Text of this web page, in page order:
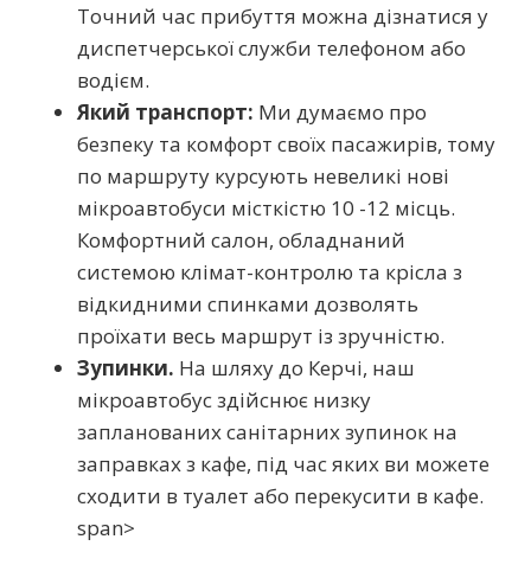
Точний час прибуття можна дізнатися у
диспетчерської служби телефоном або
водієм.
Який транспорт: Ми думаємо про
безпеку та комфорт своїх пасажирів, тому
по маршруту курсують невеликі нові
мікроавтобуси місткістю 10 -12 місць.
Комфортний салон, обладнаний
системою клімат-контролю та крісла з
відкидними спинками дозволять
проїхати весь маршрут із зручністю.
Зупинки. На шляху до Керчі, наш
мікроавтобус здійснює низку
запланованих санітарних зупинок на
заправках з кафе, під час яких ви можете
сходити в туалет або перекусити в кафе.
span>